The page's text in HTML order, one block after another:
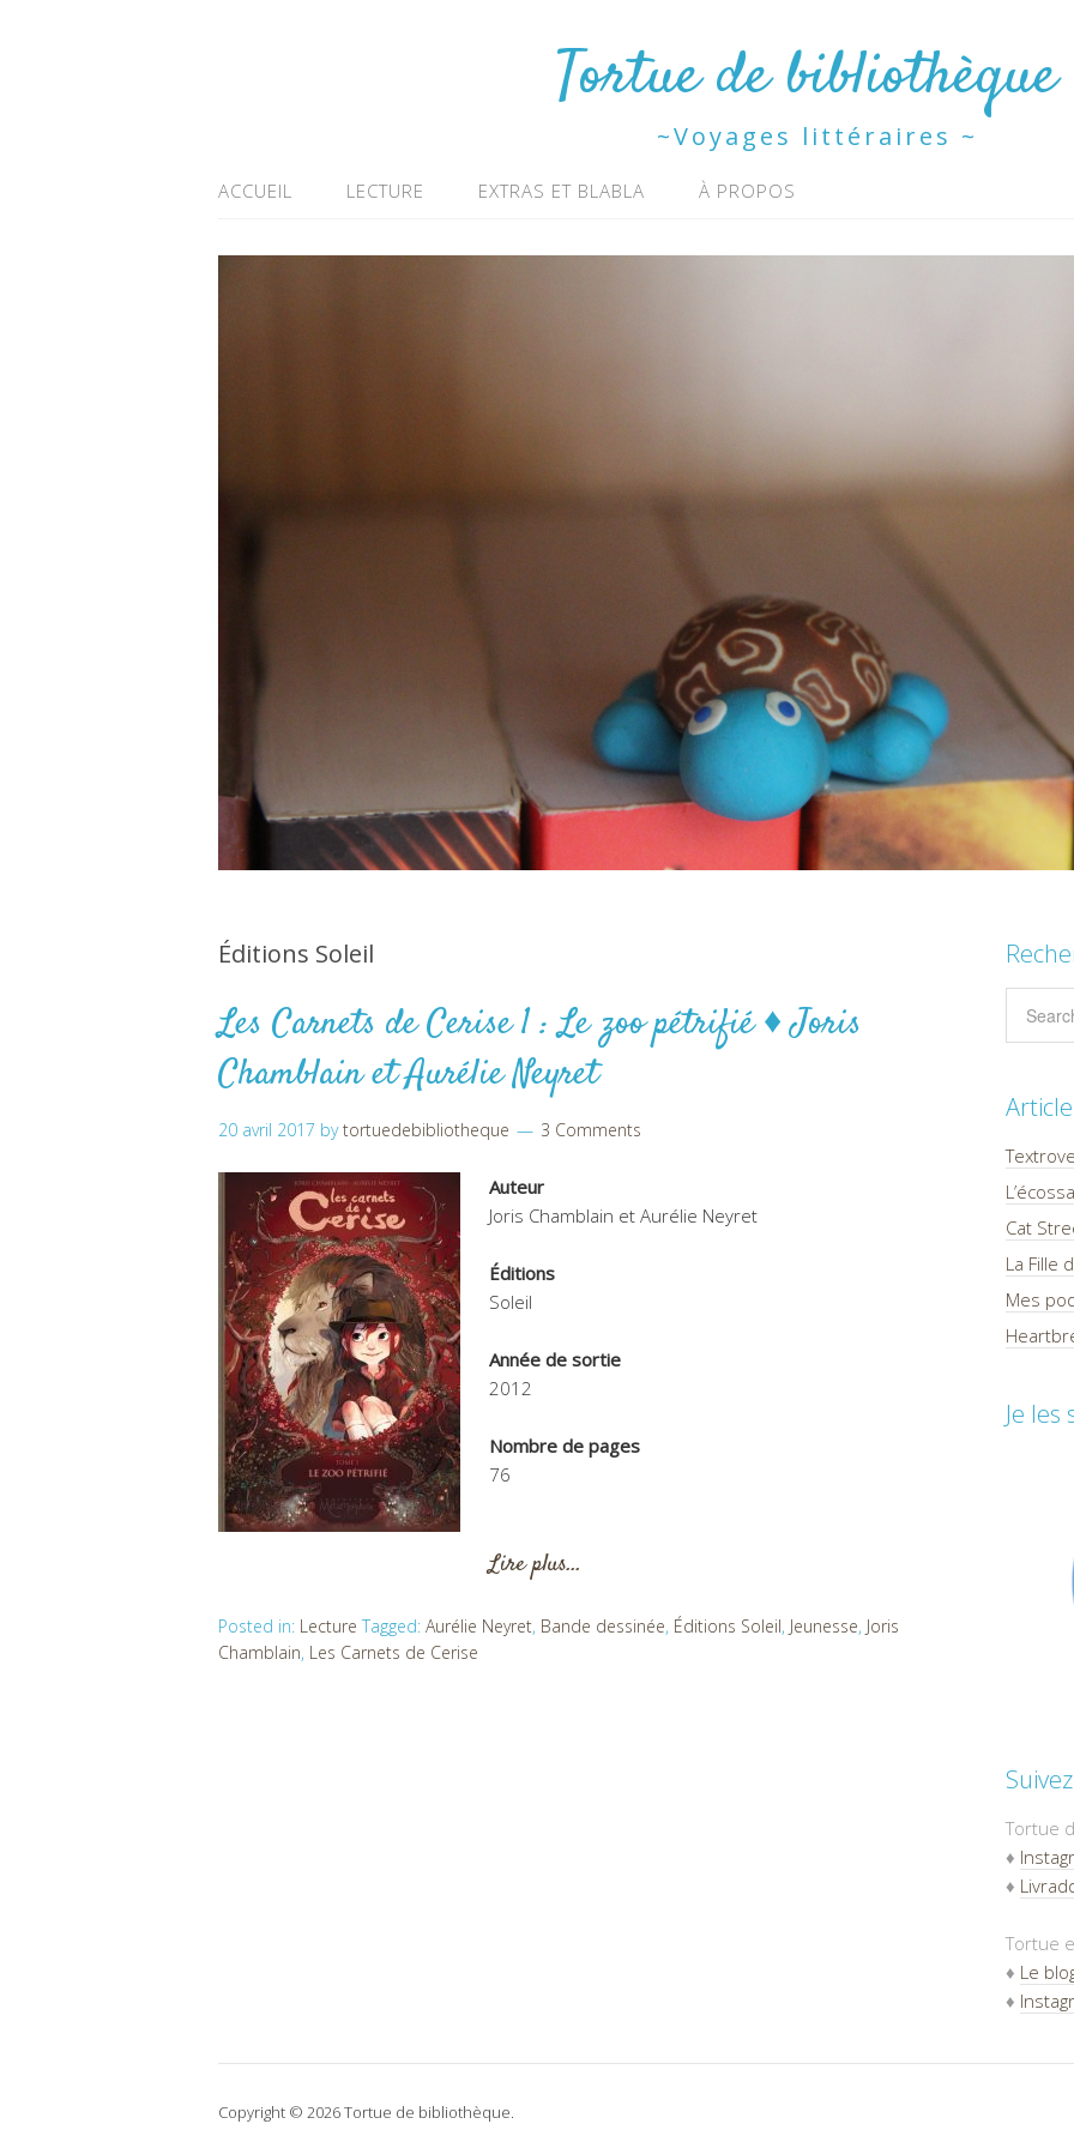
Tortue de bibliothèque
~Voyages littéraires ~
ACCUEIL LECTURE EXTRAS ET BLABLA À PROPOS
Éditions Soleil
Les Carnets de Cerise 1 : Le zoo pétrifié ♦ Joris
Chamblain et Aurélie Neyret
20 avril 2017 bytortuedebibliotheque 3 Comments
Auteur
Joris Chamblain et Aurélie Neyret
Éditions
Soleil
Année de sortie
2012
Nombre de pages
76
Lire plus…
Posted in: Lecture Tagged: Aurélie Neyret, Bande dessinée, Éditions Soleil, Jeunesse, Joris
Chamblain, Les Carnets de Cerise
Cat
La Fille
Mes
Je les
Tortue
♦
♦
Tortue
♦ Le
♦
Copyright © 2026 Tortue de bibliothèque.